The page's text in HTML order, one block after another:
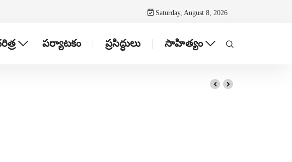
Saturday, August 8, 2026
పర్యాటకం ప్రసిద్ధులు సాహిత్యం